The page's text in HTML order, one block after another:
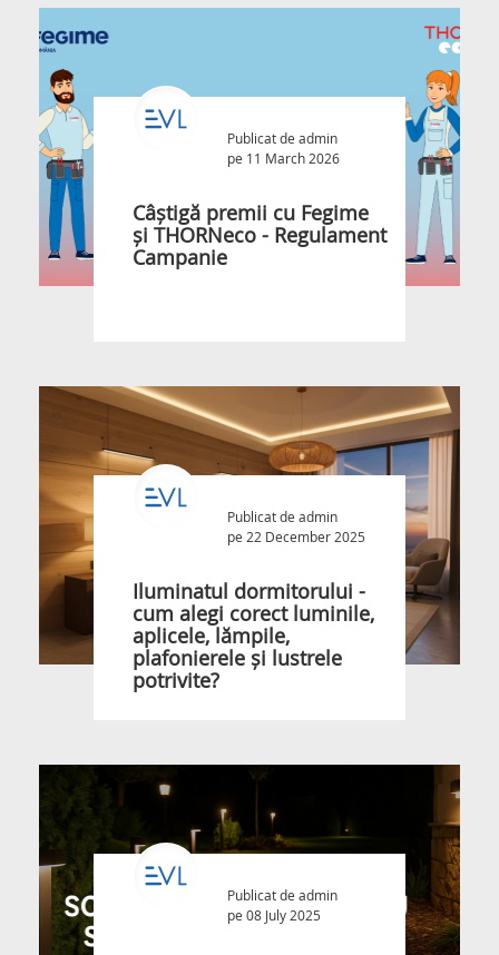
Publicat de admin
pe 11 March 2026
Câștigă premii cu Fegime
și THORNeco - Regulament
Campanie
Publicat de admin
pe 22 December 2025
Iluminatul dormitorului -
cum alegi corect luminile,
aplicele, lămpile,
plafonierele și lustrele
potrivite?
Publicat de admin
pe 08 July 2025